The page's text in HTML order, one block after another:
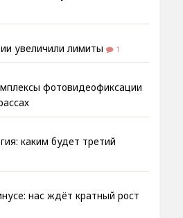
увеличили лимиты 1
фотовидеофиксации
каким будет третий
нас ждёт кратный рост